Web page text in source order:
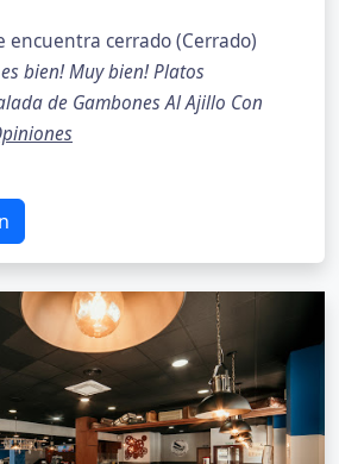
encuentra cerrado (Cerrado)
bien! Muy bien! Platos
de Gambones Al Ajillo Con